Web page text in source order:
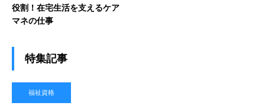
役割！在宅生活を支えるケア
マネの仕事
特集記事
福祉資格